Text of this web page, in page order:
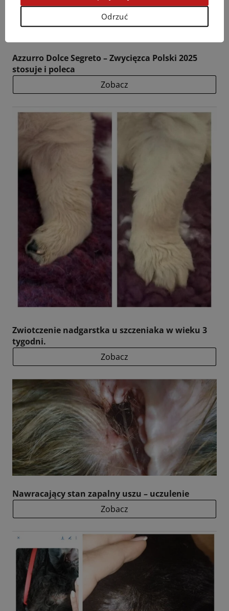
Azzurro Dolce Segreto – Zwycięzca Polski 2025
stosuje i poleca
Zobacz
Zwiotczenie nadgarstka u szczeniaka w wieku 3
tygodni.
Zobacz
Nawracający stan zapalny uszu – uczulenie
Zobacz
Odrzuć